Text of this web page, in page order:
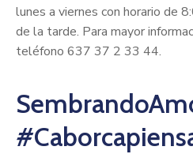
lunes a viernes con horario de
de la tarde. Para mayor
teléfono 637 37 2 33 44.